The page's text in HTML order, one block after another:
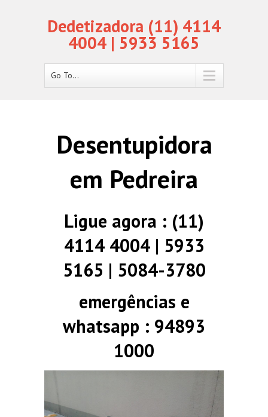
Dedetizadora (11) 4114
4004 | 5933 5165
Go To...
Desentupidora
em Pedreira
Ligue agora : (11)
4114 4004 | 5933
5165 | 5084-3780
emergências e
whatsapp : 94893
1000